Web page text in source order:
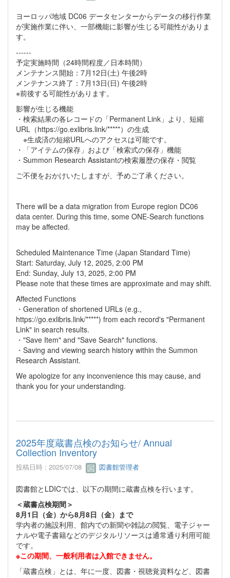
ヨーロッパ地域 DC06 データセンターからデータの移行作業
が実施作業に伴い、一部機能に影響が生じる可能性がありま
す。
------
予定実施時間（24時間程度／日本時間）
メンテナンス開始：7月12日(土) 午後2時
メンテナンス終了：7月13日(日) 午後2時
※前後する可能性があります。
影響が生じる機能
・検索結果の各レコードの「Permanent Link」より、短縮
URL（https://go.exlibris.link/*****）の生成
※生成済の短縮URLへのアクセスは可能です。
・「アイテムの保存」および「検索式の保存」機能
・Summon Research Assistantの検索履歴の保存・閲覧
ご不便をおかけいたしますが、予めご了承ください。
There will be a data migration from Europe region DC06
data center. During this time, some ONE-Search functions
may be affected.
Scheduled Maintenance Time (Japan Standard Time)
Start: Saturday, July 12, 2025, 2:00 PM
End: Sunday, July 13, 2025, 2:00 PM
Please note that these times are approximate and may shift.
Affected Functions
・Generation of shortened URLs (e.g.,
https://go.exlibris.link/*****) from each record's "Permanent
Link" in search results.
・"Save Item" and "Save Search" functions.
・Saving and viewing search history within the Summon
Research Assistant.
We apologize for any inconvenience this may cause, and
thank you for your understanding.
2025年度蔵書点検のお知らせ/ Annual
Collection Inventory
投稿日時 : 2025/07/08 図書館管理者
図書館とLDICでは、以下の期間に蔵書点検を行います。
＜蔵書点検期間＞
8月1日（金）から8月8日（金）まで
学内者の施設利用、館内での新聞や雑誌の閲覧、電子ジャー
ナルや電子書籍などのデジタルリソースは通常通り利用可能
です。
※この期間、一般利用者は入館できません。
「蔵書点検」とは、年に一度、図書・視聴覚資料など、図書